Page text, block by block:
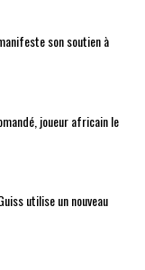
son soutien à
joueur africain le
utilise un nouveau